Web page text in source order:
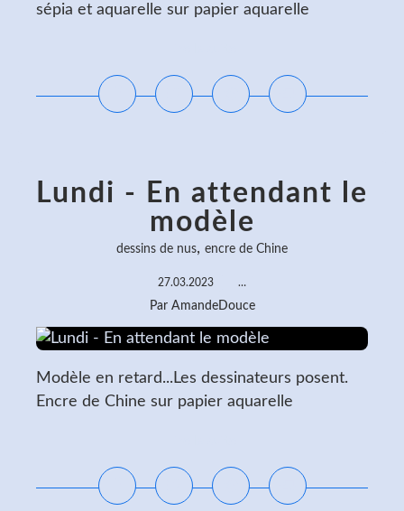
sépia et aquarelle sur papier aquarelle
Lundi - En attendant le
modèle
dessins de nus, encre de Chine
27.03.2023 …
Par AmandeDouce
Modèle en retard...Les dessinateurs posent.
Encre de Chine sur papier aquarelle